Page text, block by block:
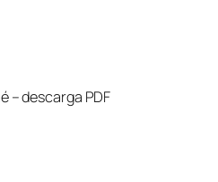
– descarga PDF